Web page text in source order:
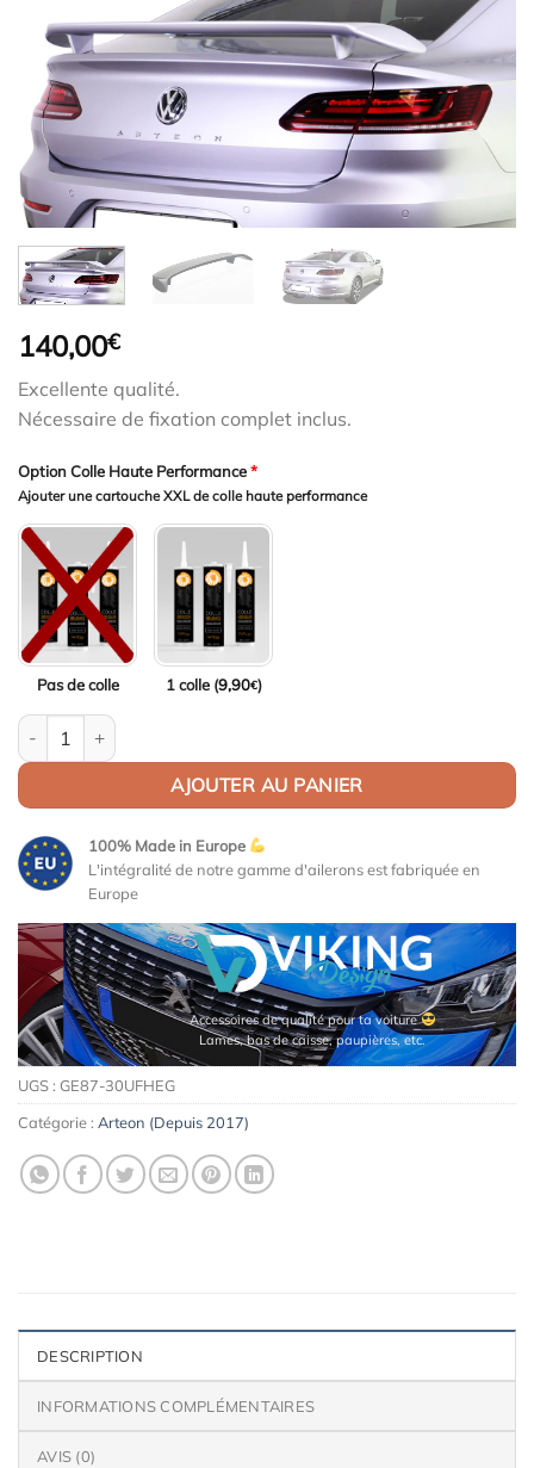
140,00€
Excellente qualité.
Nécessaire de fixation complet inclus.
Option Colle Haute Performance*
Ajouter une cartouche XXL de colle haute performance
Pas de colle 1 colle (9,90€)
quantité de Aileron / Becquet pour VW Arteon Rear Wing
AJOUTER AU PANIER
100% Made in Europe
L'intégralité de notre gamme d'ailerons est fabriquée en
Europe
Accessoires de qualité pour ta voiture
Lames, bas de caisse, paupières, etc.
UGS : GE87-30UFHEG
Catégorie : Arteon (Depuis 2017)
DESCRIPTION
INFORMATIONS COMPLÉMENTAIRES
AVIS (0)